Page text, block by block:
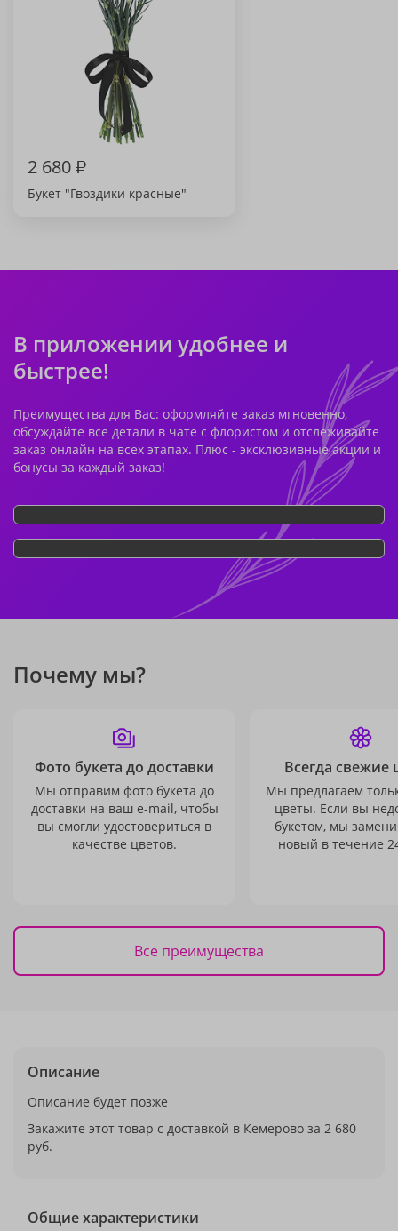
2 680₽
Букет "Гвоздики красные"
В приложении удобнее и
быстрее!
Преимущества для Вас: оформляйте заказ мгновенно,
обсуждайте все детали в чате с флористом и отслеживайте
заказ онлайн на всех этапах. Плюс - эксклюзивные акции и
бонусы за каждый заказ!
Почему мы?
Фото букета до доставки
Мы отправим фото букета до
доставки на ваш e-mail, чтобы
вы смогли удостовериться в
качестве цветов.
Всегда свежие
Мы предлагаем
цветы. Если вы
букетом, мы
новый в течение
Все преимущества
Описание
Описание будет позже
Закажите этот товар с доставкой в Кемерово за 2 680
руб.
Общие характеристики